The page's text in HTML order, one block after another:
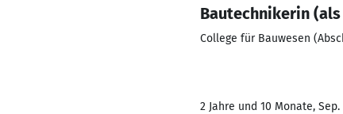
Bautechnikerin
College für Bauwesen
2 Jahre und 10 Monate, Sep.